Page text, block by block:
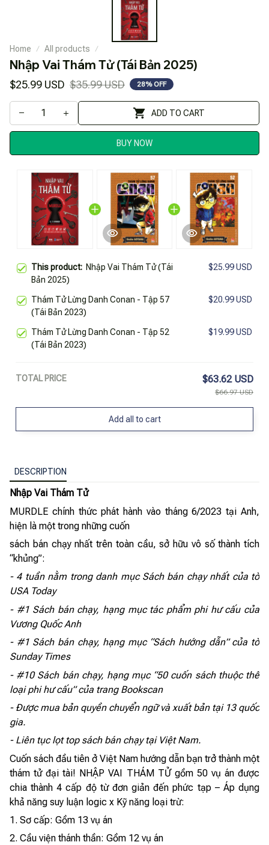
Home All products
Nhập Vai Thám Tử (Tái Bản 2025)
$25.99 USD $35.99 USD 28% OFF
ADD TO CART
BUY NOW
This product: Nhập Vai Thám Tử (Tái
Bản 2025)
$25.99 USD
Thám Tử Lừng Danh Conan - Tập 57
(Tái Bản 2023)
$20.99 USD
Thám Tử Lừng Danh Conan - Tập 52
(Tái Bản 2023)
$19.99 USD
TOTAL PRICE $63.62 USD
$66.97 USD
Add all to cart
DESCRIPTION
Nhập Vai Thám Tử
MURDLE chính thức phát hành vào tháng 6/2023 tại Anh,
hiện là một trong những cuốn
sách bán chạy nhất trên toàn cầu, sở hữu vô số thành tích
“khủng”:
- 4 tuần nằm trong danh mục Sách bán chạy nhất của tờ
USA Today
- #1 Sách bán chạy, hạng mục tác phẩm phi hư cấu của
Vương Quốc Anh
- #1 Sách bán chạy, hạng mục “Sách hướng dẫn” của tờ
Sunday Times
- #10 Sách bán chạy, hạng mục “50 cuốn sách thuộc thể
loại phi hư cấu” của trang Bookscan
- Được mua bản quyền chuyển ngữ và xuất bản tại 13 quốc
gia.
- Liên tục lọt top sách bán chạy tại Việt Nam.
Cuốn sách đầu tiên ở Việt Nam hướng dẫn bạn trở thành một
thám tử đại tài! NHẬP VAI THÁM TỬ gồm 50 vụ án được
chia thành 4 cấp độ từ đơn giản đến phức tạp – Áp dụng
khả năng suy luận logic x Kỹ năng loại trừ:
1. Sơ cấp: Gồm 13 vụ án
2. Cầu viện thánh thần: Gồm 12 vụ án